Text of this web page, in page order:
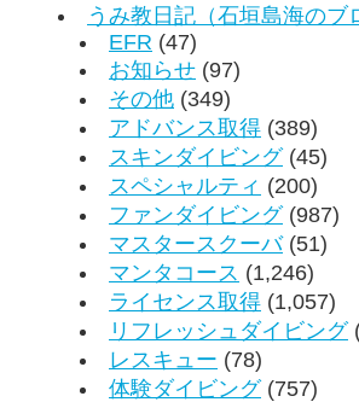
うみ教日記（石垣島海のブ
EFR (47)
お知らせ (97)
その他 (349)
アドバンス取得 (389)
スキンダイビング(45)
スペシャルティ (200)
ファンダイビング(987)
マスタースクーバ(51)
マンタコース (1,246)
ライセンス取得 (1,057)
リフレッシュダイビング
レスキュー (78)
体験ダイビング(757)